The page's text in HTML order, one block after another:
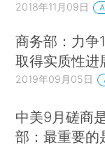
2018年11月09日
商务部：力争
取得实质性进
2019年09月05日
中美9月磋商
部：最重要的